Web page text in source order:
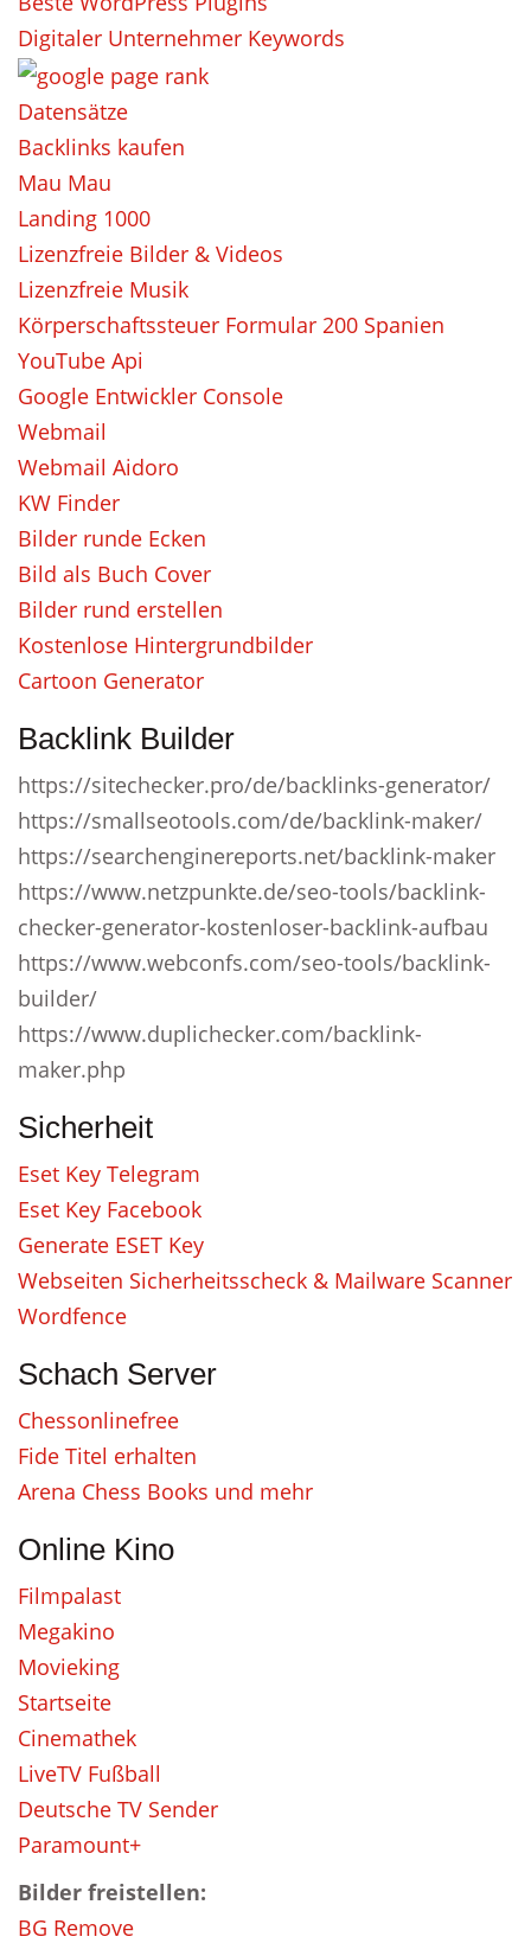
Digitaler Unternehmer Keywords
Datensätze
Backlinks kaufen
Mau Mau
Landing 1000
Lizenzfreie Bilder & Videos
Lizenzfreie Musik
Körperschaftssteuer Formular 200 Spanien
YouTube Api
Google Entwickler Console
Webmail
Webmail Aidoro
KW Finder
Bilder runde Ecken
Bild als Buch Cover
Bilder rund erstellen
Kostenlose Hintergrundbilder
Cartoon Generator
Backlink Builder
https://sitechecker.pro/de/backlinks-generator/
https://smallseotools.com/de/backlink-maker/
https://searchenginereports.net/backlink-maker
https://www.netzpunkte.de/seo-tools/backlink-
checker-generator-kostenloser-backlink-aufbau
https://www.webconfs.com/seo-tools/backlink-
builder/
https://www.duplichecker.com/backlink-
maker.php
Sicherheit
Eset Key Telegram
Eset Key Facebook
Generate ESET Key
Webseiten Sicherheitsscheck & Mailware Scanner
Wordfence
Schach Server
Chessonlinefree
Fide Titel erhalten
Arena Chess Books und mehr
Online Kino
Filmpalast
Megakino
Movieking
Startseite
Cinemathek
LiveTV Fußball
Deutsche TV Sender
Paramount+
Bilder freistellen:
BG Remove